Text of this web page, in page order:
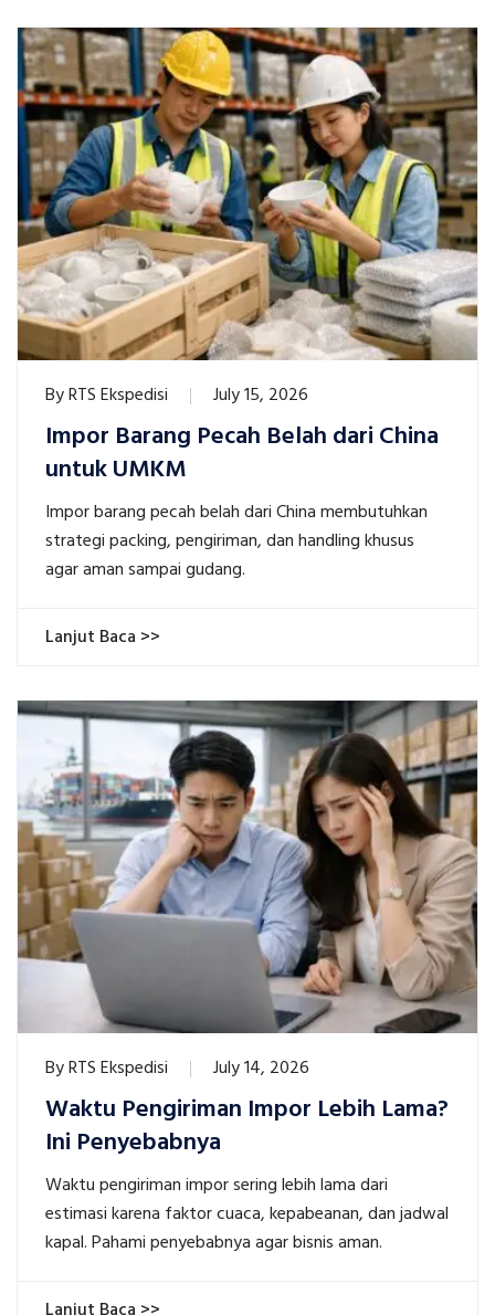
ByRTS Ekspedisi July 15, 2026
Impor Barang Pecah Belah dari China
untuk UMKM
Impor barang pecah belah dari China membutuhkan
strategi packing, pengiriman, dan handling khusus
agar aman sampai gudang.
Lanjut Baca >>
ByRTS Ekspedisi July 14, 2026
Waktu Pengiriman Impor Lebih Lama?
Ini Penyebabnya
Waktu pengiriman impor sering lebih lama dari
estimasi karena faktor cuaca, kepabeanan, dan jadwal
kapal. Pahami penyebabnya agar bisnis aman.